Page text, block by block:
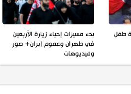
طفل
بدء مسيرات إحياء زيارة الأربعين
في طهران وعموم إيران+ صور
وفيديوهات